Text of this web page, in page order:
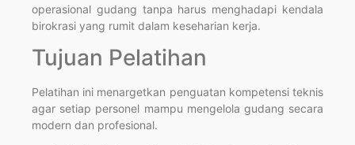
operasional gudang tanpa harus menghadapi kendala
birokrasi yang rumit dalam keseharian kerja.
Tujuan Pelatihan
Pelatihan ini menargetkan penguatan kompetensi teknis
agar setiap personel mampu mengelola gudang secara
modern dan profesional.